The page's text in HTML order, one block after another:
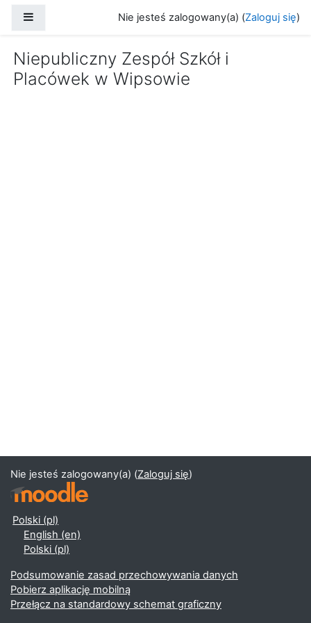
Nie jesteś zalogowany(a) (Zaloguj się)
Niepubliczny Zespół Szkół i
Placówek w Wipsowie
Nie jesteś zalogowany(a) (Zaloguj się)
Polski ‎(pl)‎
English ‎(en)‎
Polski ‎(pl)‎
Podsumowanie zasad przechowywania danych
Pobierz aplikację mobilną
Przełącz na standardowy schemat graficzny